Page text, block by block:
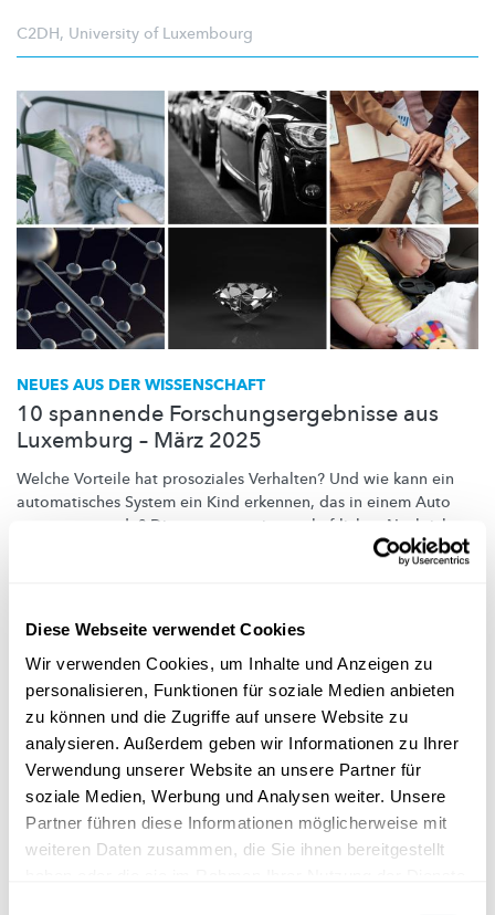
Diese Webseite verwendet Cookies
Wir verwenden Cookies, um Inhalte und Anzeigen zu
personalisieren, Funktionen für soziale Medien anbieten
zu können und die Zugriffe auf unsere Website zu
analysieren. Außerdem geben wir Informationen zu Ihrer
Verwendung unserer Website an unsere Partner für
soziale Medien, Werbung und Analysen weiter. Unsere
Partner führen diese Informationen möglicherweise mit
weiteren Daten zusammen, die Sie ihnen bereitgestellt
C2DH, University of Luxembourg
NEUES AUS DER WISSENSCHAFT
10 spannende Forschungsergebnisse aus
Luxemburg – März 2025
Welche Vorteile hat prosoziales Verhalten? Und wie kann ein
automatisches System ein Kind erkennen, das in einem Auto
vergessen wurde? Die neuesten
wissenschaftlichen
Nachrichten